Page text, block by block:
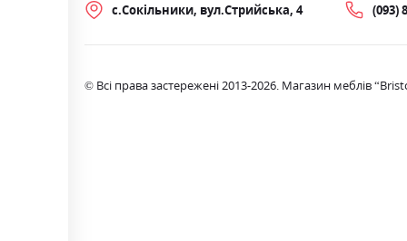
с.Сокільники, вул.Стрийська, 4 (093)
© Всі права застережені 2013-2026. Магазин меблів